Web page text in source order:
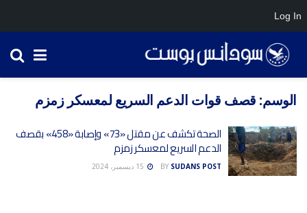
الوسم: قصف قوات الدعم السريع لمعسكر زمزم
الصحة تكشف عن مقتل «73» وإصابة «458» بقصف
الدعم السريع لمعسكر زمزم
BY SUDANS POST
Log In